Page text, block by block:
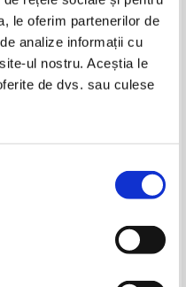
le oferim partenerilor de
analize informații cu
ul nostru. Aceștia le
de dvs. sau culese
-35%
George Sovu - Misterele din vila
parasita (contine autograful